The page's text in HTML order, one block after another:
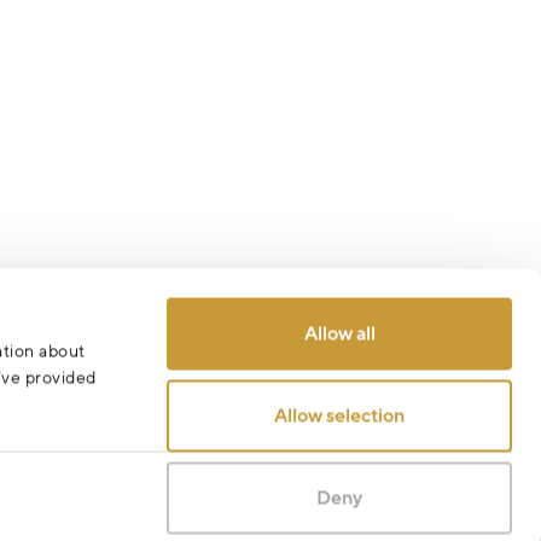
about
provided
Allow all
Allow selection
Deny